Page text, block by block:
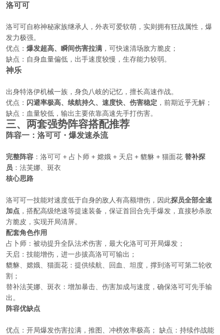
洛可可
洛可可自称神秘家族继承人，外表可爱软萌，实则拥有狂战属性，爆
发力极强。
优点： 爆发超高、瞬间伤害拉满 ，可快速清场敌方脆皮；
缺点：自身血量偏低，出手速度较慢，生存能力较弱。
神乐
出身特洛伊机械一族，身负八岐的记忆，擅长高速作战。
优点： 闪避率极高、续航持久、速度快、伤害稳定 ，前期近乎无解；
缺点：血量较低，输出主要依靠高速先手打伤害。
三、两套强势阵容搭配推荐
阵容一：洛可可・爆发速杀流
完整阵容 ：洛可可 + 占卜师 + 嫦娥 + 天启 + 貔貅 + 猫面花 替补探
员 ：法芙娜、斑衣
核心思路
洛可可一技能对速度低于自身的敌人有高额增伤，因此探员全部全速
加点 ，搭配高级绝速等提速装备，保证首回合先手爆发，直接秒杀敌
方脆皮，实现开局清屏。
配套角色作用
占卜师：被动提升全队法术伤害，最大化洛可可开局爆发；
天启：技能增伤，进一步拔高洛可可输出；
貔貅、嫦娥、猫面花：提供续航、回血、坦度，撑到洛可可第二轮收
割；
替补法芙娜、斑衣：增加暴击、伤害加成与速度，确保洛可可先手输
出。
阵容优缺点
优点：开局爆发伤害拉满，推图、冲榜效率极高； 缺点：持续作战能